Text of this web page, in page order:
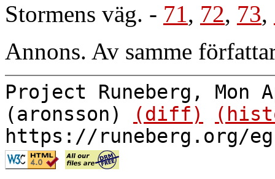
Stormens väg. - 71, 72, 73,
Annons. Av samme
Project Runeberg, Mon
(aronsson)
(diff)
https://runeberg.org/